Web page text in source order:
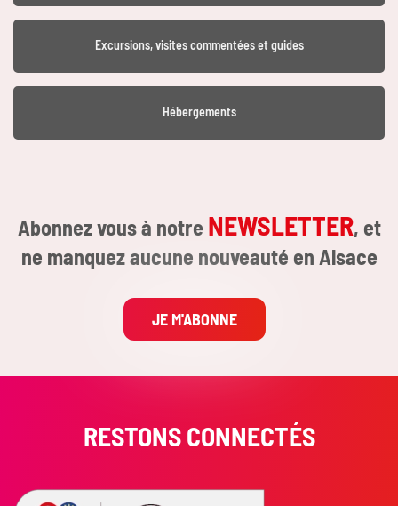
Excursions, visites commentées et guides
Hébergements
Abonnez vous à notre NEWSLETTER, et
ne manquez aucune nouveauté en Alsace
JE M'ABONNE
RESTONS CONNECTÉS